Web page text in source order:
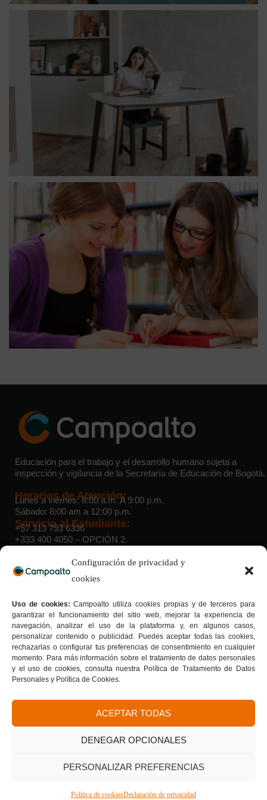
Configuración de privacidad y
cookies
Uso de cookies:Campoalto utiliza cookies propias y de terceros para
garantizar el funcionamiento del sitio web, mejorar la experiencia de
navegación, analizar el uso de la plataforma y, en algunos casos,
personalizar contenido o publicidad. Puedes aceptar todas las cookies,
rechazarlas o configurar tus preferencias de consentimiento en cualquier
momento. Para más información sobre el tratamiento de datos personales
y el uso de cookies, consulta nuestra Política de Tratamiento de Datos
Personales y Política de Cookies.
ACEPTAR TODAS
DENEGAR OPCIONALES
PERSONALIZAR PREFERENCIAS
Política de cookiesDeclaración de privacidad
Educación para el trabajo y el desarrollo humano sujeta a
inspección y vigilancia de la Secretaría de Educación de Bogotá.
Horarios de Atención:
Lunes a viernes: 8:00 a.m. A 9:00 p.m.
Sábado: 8:00 am a 12:00 p.m.
Servicio al Estudiante:
+57 313 793 6336
+333 400 4050 – OPCIÓN 2.
Sedes:
Suba: Cra. 103 D # 136 – 03 | Teusaquillo:Av. Caracas # 34
– 22 |Sede 40 sur:Av. Caracas # 41 B – 33 sur | Sede Bosa:
Calle 65 Sur # 77G – 75 | Sede Kennedy:
Av. Boyacá # 37-
55 sur |Sede San Cristóbal Norte: Cra. 7G # 158a – 20
Tu formación con sello de calidad
Donde la calidad se convierte en tu mejor carta de
presentación.